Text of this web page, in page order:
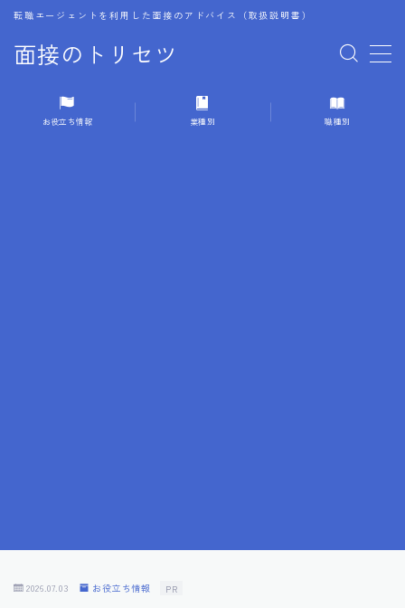
面接のトリセツ
転職エージェントを利用した面接のアドバイス（取扱説明書）
MENU
1.成功する面接戦略
10.フィードバックを活用する方法
お役立ち情報 業種別 職種別
2026.07.03 お役立ち情報 PR